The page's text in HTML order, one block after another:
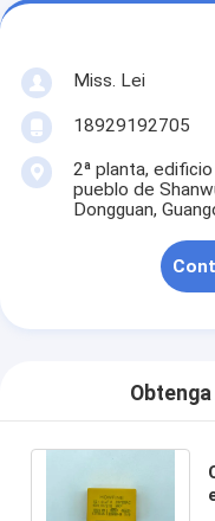
Miss. Lei
18929192705
2ª planta,
pueblo de
Dongguan,